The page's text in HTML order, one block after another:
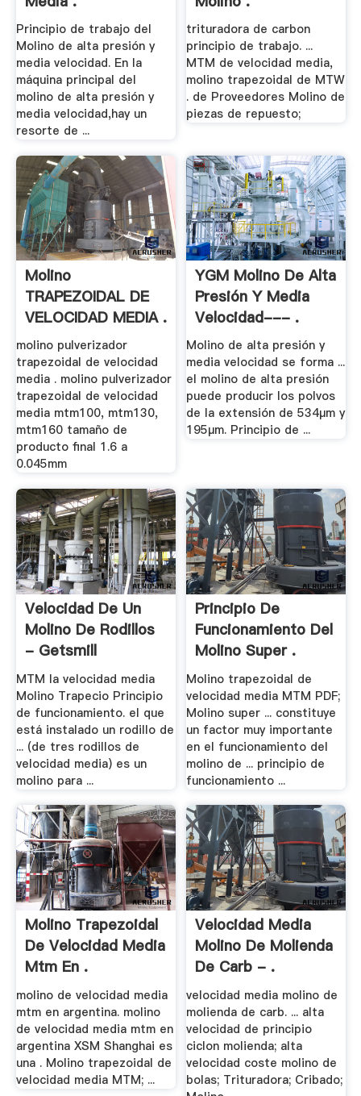
Principio de trabajo del
Molino de alta presión y
media velocidad. En la
máquina principal del
molino de alta presión y
media velocidad,hay un
resorte de ...
trituradora de carbon
principio de trabajo. ...
MTM de velocidad media,
molino trapezoidal de MTW
. de Proveedores Molino de
piezas de repuesto;
Molino
TRAPEZOIDAL DE
VELOCIDAD MEDIA .
molino pulverizador
trapezoidal de velocidad
media . molino pulverizador
trapezoidal de velocidad
media mtm100, mtm130,
mtm160 tamaño de
producto final 1.6 a
0.045mm
YGM Molino De Alta
Presión Y Media
Velocidad--- .
Molino de alta presión y
media velocidad se forma ...
el molino de alta presión
puede producir los polvos
de la extensión de 534μm y
195μm. Principio de ...
Velocidad De Un
Molino De Rodillos
- Getsmill
MTM la velocidad media
Molino Trapecio Principio
de funcionamiento. el que
está instalado un rodillo de
... (de tres rodillos de
velocidad media) es un
molino para ...
Principio De
Funcionamiento Del
Molino Super .
Molino trapezoidal de
velocidad media MTM PDF;
Molino super ... constituye
un factor muy importante
en el funcionamiento del
molino de ... principio de
funcionamiento ...
Molino Trapezoidal
De Velocidad Media
Mtm En .
molino de velocidad media
mtm en argentina. molino
de velocidad media mtm en
argentina XSM Shanghai es
una . Molino trapezoidal de
velocidad media MTM; ...
Velocidad Media
Molino De Molienda
De Carb - .
velocidad media molino de
molienda de carb. ... alta
velocidad de principio
ciclon molienda; alta
velocidad coste molino de
bolas; Trituradora; Cribado;